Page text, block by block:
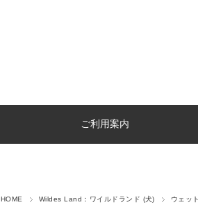
ご利用案内
HOME Wildes Land：ワイルドランド (犬) ウェッ